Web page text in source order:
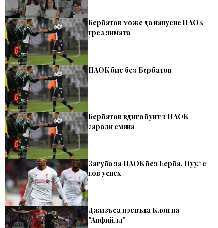
Бербатов може да напусне ПАОК
през зимата
ПАОК бие без Бербатов
Бербатов вдига бунт в ПАОК
заради смяна
Загуба за ПАОК без Берба, Пуул с
нов успех
Джизъса препъна Клоп на
"Анфийлд"